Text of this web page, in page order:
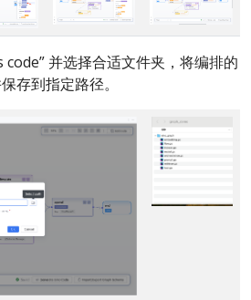
code” 并选择合适文件夹，将编排的
存到指定路径。